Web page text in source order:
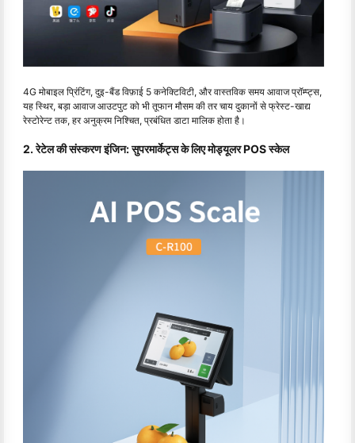
4G मोबाइल प्रिंटिंग, दुइ-बैंड विफ़ाई 5 कनेक्टिविटी, और वास्तविक समय आवाज प्रॉम्प्ट्स,
यह स्थिर, बड़ा आवाज आउटपुट को भी तूफान मौसम की तर चाय दुकानों से फ्रेस्ट-खाद्य
रेस्टोरेन्ट तक, हर अनुक्रम निश्चित, प्रबंधित डाटा मालिक होता है।
2. रेटेल की संस्करण इंजिन: सुपरमार्केट्स के लिए मोड्यूलर POS स्केल